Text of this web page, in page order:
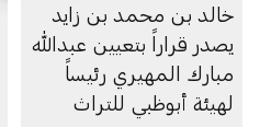
خالد بن محمد بن زايد
يصدر قراراً بتعيين عبدالله
مبارك المهيري رئيساً
لهيئة أبوظبي للتراث